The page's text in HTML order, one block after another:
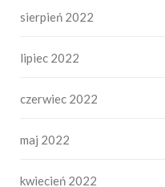
sierpień 2022
lipiec 2022
czerwiec 2022
maj 2022
kwiecień 2022